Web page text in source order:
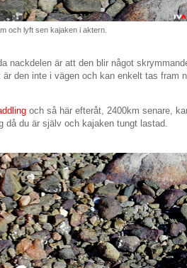
och lyft sen kajaken i aktern.
nackdelen är att den blir något
den inte i vägen och kan enkelt tas fram
och så här efteråt, 2400km senare,
då du är själv och kajaken tungt lastad.